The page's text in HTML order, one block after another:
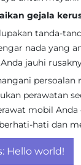
gejala
tanda-
nada yang
jauhi
persoalan
perawatan
mobil Anda
hati dan
Hello world!